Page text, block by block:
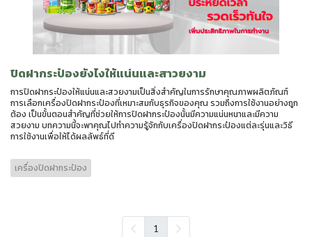
ปิดฝากระป๋องยังไงให้แน่นและสาวยงาม
การปิดฝากระป๋องให้แน่นและสวยงามเป็นสิ่งสำคัญในการรักษาคุณภาพผลิตภัณฑ์
การเลือกเครื่องปิดฝากระป๋องที่เหมาะสมกับธุรกิจของคุณ รวมถึงการใช้งานอย่างถูก
ต้อง เป็นขั้นตอนสำคัญที่ช่วยให้การปิดฝากระป๋องนั้นมีความแน่นหนาและมีความ
สวยงาม บทความนี้จะพาคุณไปทำความรู้จักกับเครื่องปิดฝากระป๋องแต่ละรุ่นและวิธี
การใช้งานเพื่อให้ได้ผลลัพธ์ที่ดี
เครื่องปิดฝากระป๋อง
1